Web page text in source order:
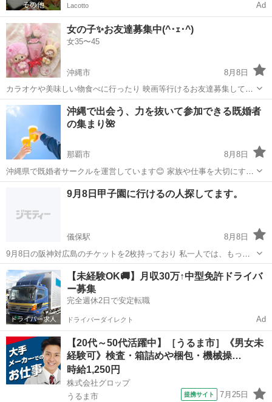
Lacotto Ad
女の子✨お友達募集中(^･ｪ･^)
女35〜45
沖縄市
8月8日
カラオケや美味しい物食べに行ったり 映画等行けるお友達募集してま
す😊 趣味も増やしたいので 気軽に会える人募集してます(*^^*) 36歳の
シングルマザーで 16歳の息子がいます‪·͜· ❤︎‬ よろしくお願いします
ฅ•ω•ฅ
沖縄 沖縄市 友達
沖縄で出会う、力を抜いて参加できる既婚者
の集まり🌺
那覇市
8月8日
沖縄県で既婚者サークルを運営しています😊 家族や仕事を大切にする
日々の中で、同じ立場の人と気兼ねなく話せる時間があると、心に余
白が生まれます。 この既婚者サークルは、そんな思いから始まりまし
友達 既婚
9月8日甲子園に行けるの人探してます。
儀保駅
8月8日
9月8日の阪神対広島のチケットを2枚持っており 私一人では、もった
いないので誰か一緒に行きませんか？私は阪神ファンなのでライトス
タンドです。
沖縄 那覇市 儀保駅 友達
【未経験OK🚚】月収30万↑中型免許ドライバ
ー募集
完全週休2日で安定転職
ドライバーダイレクト Ad
【20代～50代活躍中】［うるま市］《男女未
経験可》検査・箱詰めや梱包・機械操…
時給1,250円
株式会社グロップ
うるま市
提携サイト 7月25日